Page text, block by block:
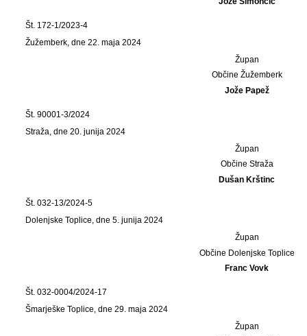
Št. 172-1/2023-4
Žužemberk, dne 22. maja 2024
Župan
Občine Žužemberk
Jože Papež
Št. 90001-3/2024
Straža, dne 20. junija 2024
Župan
Občine Straža
Dušan Krštinc
Št. 032-13/2024-5
Dolenjske Toplice, dne 5. junija 2024
Župan
Občine Dolenjske Toplice
Franc Vovk
Št. 032-0004/2024-17
Šmarješke Toplice, dne 29. maja 2024
Župan